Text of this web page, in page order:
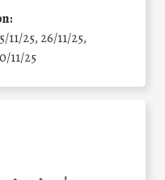
11/25, 26/11/25,
11/25